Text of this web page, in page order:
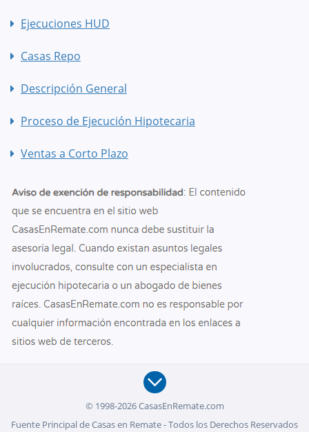
Ejecuciones HUD
Casas Repo
Descripción General
Proceso de Ejecución Hipotecaria
Ventas a Corto Plazo
© 1998-2026 CasasEnRemate.com
Fuente Principal de Casas en Remate - Todos los Derechos Reservados